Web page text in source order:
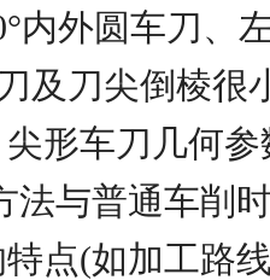
内外圆车刀、
及刀尖倒棱很
形车刀几何
法与普通车削
点(如加工路